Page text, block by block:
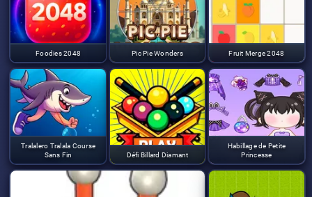
Foodies 2048 Pic Pie Wonders Fruit Merge 2048
Tralalero Tralala Course
Sans Fin
Défi Billard Diamant
Habillage de Petite
Princesse